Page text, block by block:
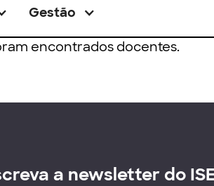
Gestão
encontrados docentes.
a newsletter do